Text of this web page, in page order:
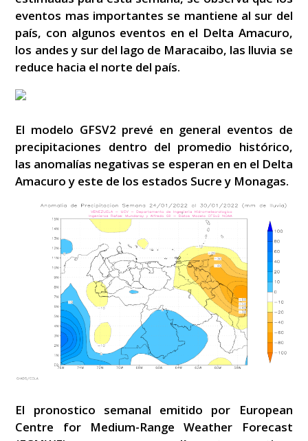
eventos mas importantes se mantiene al sur del
país, con algunos eventos en el Delta Amacuro,
los andes y sur del lago de Maracaibo, las lluvia se
reduce hacia el norte del país.
El modelo GFSV2 prevé en general eventos de
precipitaciones dentro del promedio histórico,
las anomalías negativas se esperan en en el Delta
Amacuro y este de los estados Sucre y Monagas.
El pronostico semanal emitido por European
Centre for Medium-Range Weather Forecast